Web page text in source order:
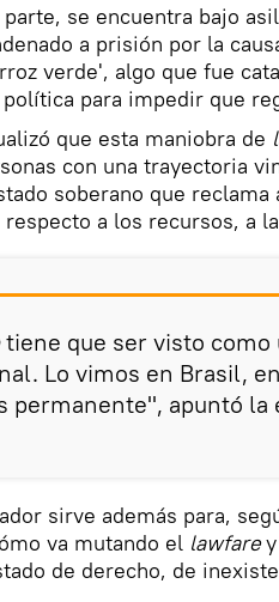
se encuentra bajo
a prisión por la
verde', algo que fue
para impedir que
que esta maniobra de
con una trayectoria
soberano que
a los recursos, a
tiene que ser visto como
Lo vimos en Brasil,
permanente", apuntó la
sirve además para,
va mutando el lawfare
de derecho, de